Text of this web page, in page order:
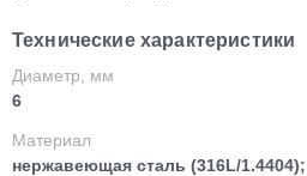
Технические характеристики
Диаметр, мм
6
Материал
нержавеющая сталь (316L/1.4404);